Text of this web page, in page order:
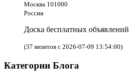
Москва 101000
Россия
Доска бесплатных объявлений
(37 визитов с 2026-07-09 13:54:00)
Категории Блога